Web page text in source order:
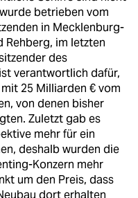
betrieben vom
in Mecklenburg-
Rehberg, im letzten
des
verantwortlich dafür,
25 Milliarden € vom
von denen bisher
Zuletzt gab es
mehr für ein
deshalb wurden die
Konzern mehr
um den Preis, dass
dort erhalten